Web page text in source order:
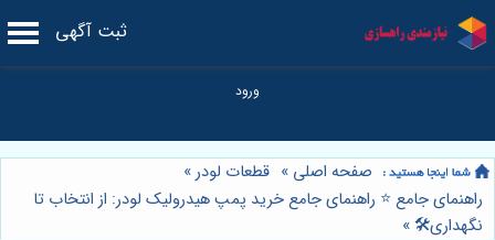
ثبت آگهی
صفحه اصلی » قطعات لودر»
راهنمای جامع ⭐️ راهنمای جامع خرید پمپ هیدرولیک لودر: از انتخاب تا
نگهداری🛠️»